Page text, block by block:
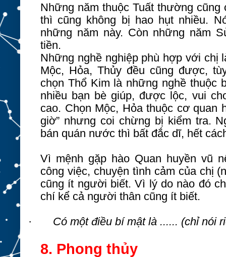
Những năm thuộc Tuất thường
thì cũng không bị hao hụt nhiều.
những năm này. Còn những năm
tiền.
Những nghề nghiệp phù hợp với chị
Mộc, Hỏa, Thủy đều cũng được,
chọn Thổ Kim là những nghề
nhiều bạn bè giúp, được lộc, vui
cao. Chọn Mộc, Hỏa thuộc cơ quan
giờ” nhưng coi chừng bị kiểm tra.
bán quán nước thì bất đắc dĩ, hết
Vì mệnh gặp hào Quan huyền vũ
công việc, chuyện tình cảm của chị
cũng ít người biết. Vì lý do nào đó
chí kể cả người thân cũng ít biết.
·
Có một điều bí mật là ...... (chỉ nói
8. Phong thủy